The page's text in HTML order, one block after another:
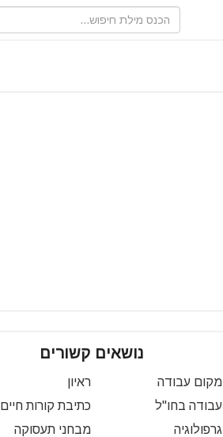
נושאים קשורים
מקום עבודה
ראיון
עבודה בחו"ל
כתיבת קורות חיים
גרפולוגיה
מבחני תעסוקה